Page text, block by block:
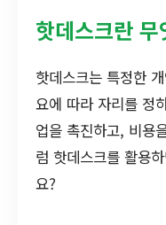
핫데스크란 무
핫데스크는 특정한
요에 따라 자리를 정
업을 촉진하고, 비용
럼 핫데스크를 활용
요?